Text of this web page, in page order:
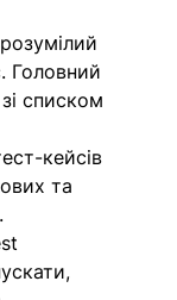
Головний
списком
кейсів
та